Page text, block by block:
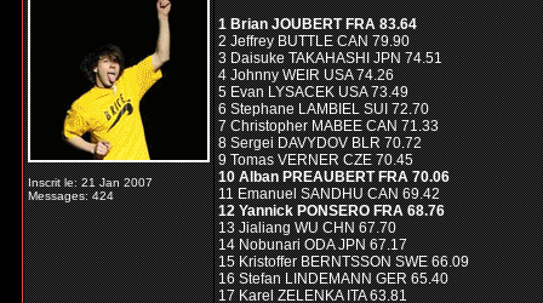
Inscrit le: 21 Jan 2007
Messages: 424
1 Brian JOUBERT FRA 83.64
2 Jeffrey BUTTLE CAN 79.90
3 Daisuke TAKAHASHI JPN 74.51
4 Johnny WEIR USA 74.26
5 Evan LYSACEK USA 73.49
6 Stephane LAMBIEL SUI 72.70
7 Christopher MABEE CAN 71.33
8 Sergei DAVYDOV BLR 70.72
9 Tomas VERNER CZE 70.45
10 Alban PREAUBERT FRA 70.06
11 Emanuel SANDHU CAN 69.42
12 Yannick PONSERO FRA 68.76
13 Jialiang WU CHN 67.70
14 Nobunari ODA JPN 67.17
15 Kristoffer BERNTSSON SWE 66.09
16 Stefan LINDEMANN GER 65.40
17 Karel ZELENKA ITA 63.81